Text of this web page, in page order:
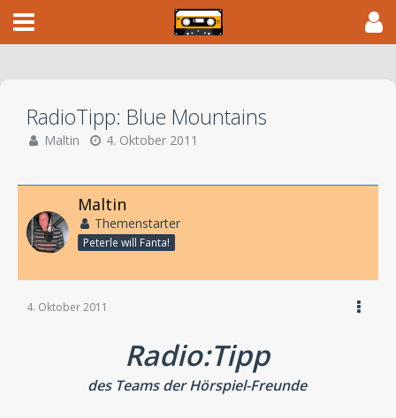
RadioTipp: Blue Mountains
Maltin 4. Oktober 2011
Maltin
Themenstarter
Peterle will Fanta!
4. Oktober 2011
Radio:Tipp
des Teams der Hörspiel-Freunde